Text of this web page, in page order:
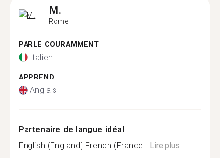
M.
Rome
PARLE COURAMMENT
Italien
APPREND
Anglais
Partenaire de langue idéal
English (England) French (France...Lire plus